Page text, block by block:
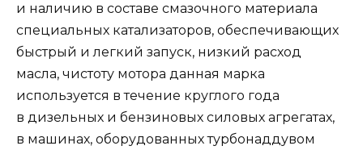
и наличию в составе смазочного материала
специальных катализаторов, обеспечивающих
быстрый и легкий запуск, низкий расход
масла, чистоту мотора данная марка
используется в течение круглого года
в дизельных и бензиновых силовых агрегатах,
в машинах, оборудованных турбонаддувом